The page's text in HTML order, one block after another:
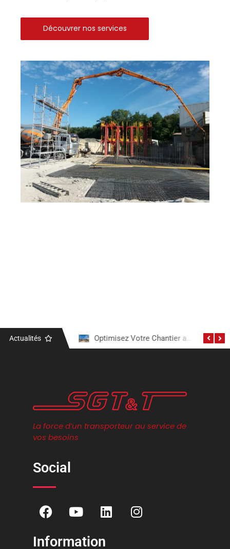
Découvrer nos services
Actualités Optimisez Votre Chantier avec nos Services de Location de Camion-Grue Les éléments clé d’un camion-grue
La force d’un transporteur au service de
vos besoins
Social
Information